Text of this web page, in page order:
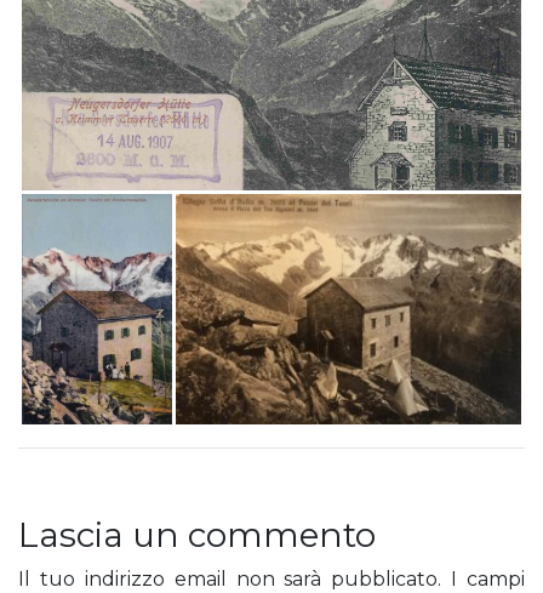
Lascia un commento
Il tuo indirizzo email non sarà pubblicato.
I campi